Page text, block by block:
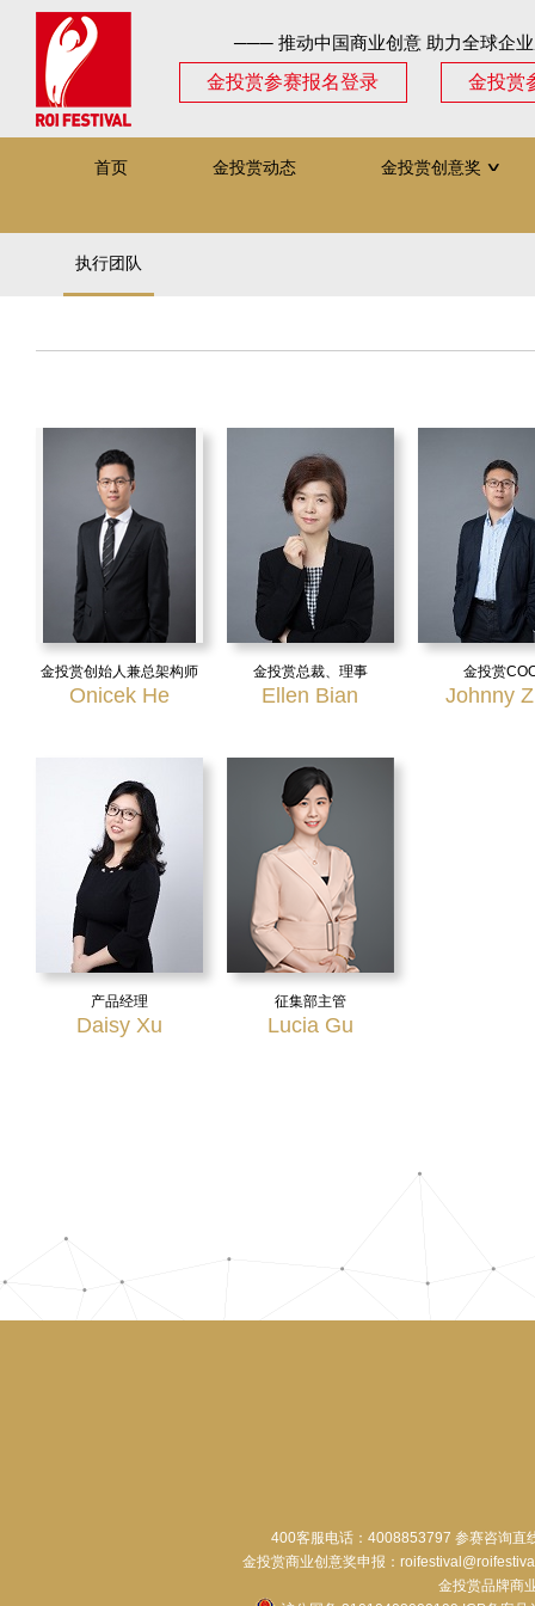
─── 推动中国商业创意 助力全球企
金投赏参赛报名登录
金投赏
首页 金投赏动态 金投赏创意奖 ∨
执行团队
金投赏创始人兼总架构师
Onicek He
金投赏总裁、理事
Ellen Bian
金投赏
Johnny
产品经理
Daisy Xu
征集部主管
Lucia Gu
400客服电话：4008853797 参赛咨询
金投赏商业创意奖申报：
金投赏品牌商